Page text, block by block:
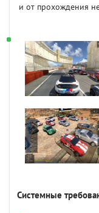
и от прохождения
Системные